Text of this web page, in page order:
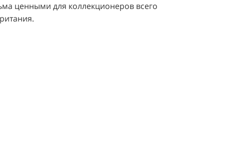
ценными для коллекционеров всего